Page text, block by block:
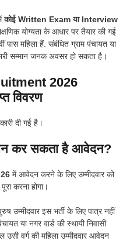
कोई Written Exam या Interview
योग्यता के आधार पर तैयार की गई
पास महिला हैं. संबंधित ग्राम पंचायत या
सम्मान जनक अवसर हो सकता है।
2026
विवरण
दी गई है।
कर सकता है आवेदन?
में आवेदन करने के लिए उम्मीदवार को
पूरा करना होगा।
उम्मीदवार इस भर्ती के लिए पात्र नहीं
या नगर वार्ड की स्थायी निवासी
उसी वर्ग की महिला उम्मीदवार आवेदन